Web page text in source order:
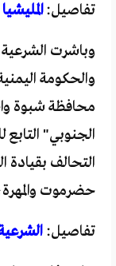
تفاصيل:
وباشرت الشرعية
محافظة شبوة
الجنوبي"
التحالف
حضرموت والمهرة،
تفاصيل: